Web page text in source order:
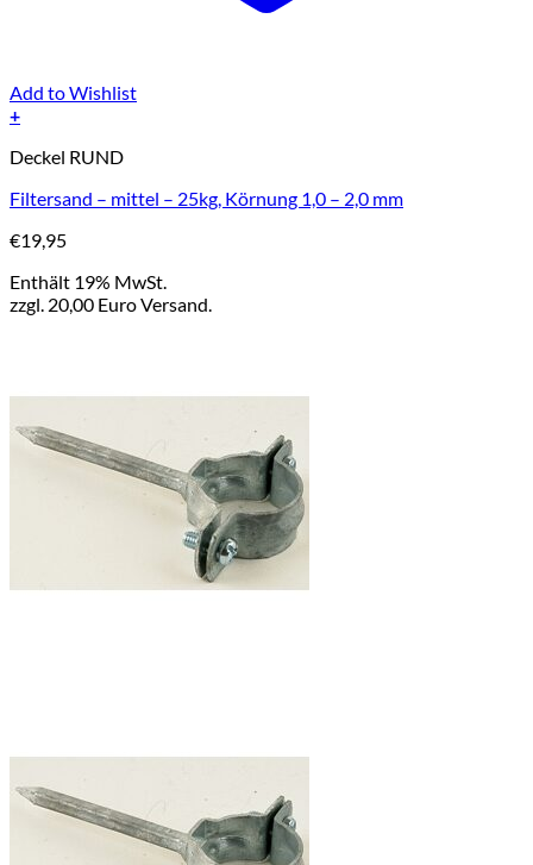
Add to Wishlist
+
Deckel RUND
Filtersand – mittel – 25kg, Körnung 1,0 – 2,0 mm
€19,95
Enthält 19% MwSt.
zzgl. 20,00 Euro Versand.